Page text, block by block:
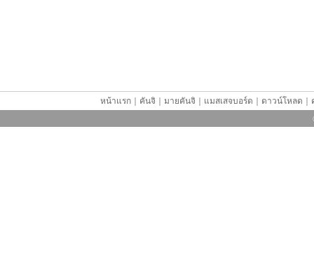
หน้าแรก ｜ คันจิ ｜ มายคันจิ ｜ แมสเสจบอร์ด ｜ ดาวน์โหลด ｜